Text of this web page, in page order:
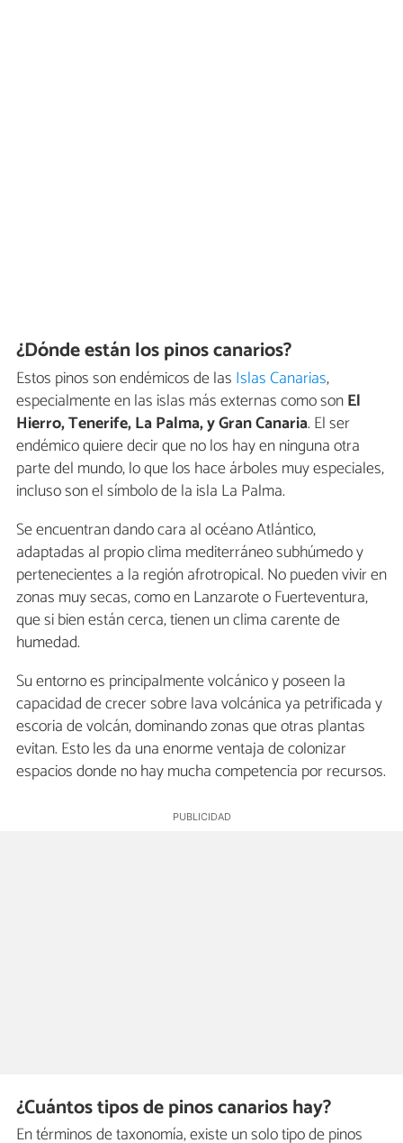
¿Dónde están los pinos canarios?
Estos pinos son endémicos de las Islas Canarias,
especialmente en las islas más externas como sonEl
Hierro, Tenerife, La Palma, y Gran Canaria. El ser
endémico quiere decir que no los hay en ninguna otra
parte del mundo, lo que los hace árboles muy especiales,
incluso son el símbolo de la isla La Palma.
Se encuentran dando cara al océano Atlántico,
adaptadas al propio clima mediterráneo subhúmedo y
pertenecientes a la región afrotropical. No pueden vivir en
zonas muy secas, como en Lanzarote o Fuerteventura,
que si bien están cerca, tienen un clima carente de
humedad.
Su entorno es principalmente volcánico y poseen la
capacidad de crecer sobre lava volcánica ya petrificada y
escoria de volcán, dominando zonas que otras plantas
evitan. Esto les da una enorme ventaja de colonizar
espacios donde no hay mucha competencia por recursos.
¿Cuántos tipos de pinos canarios hay?
En términos de taxonomía, existe un solo tipo de pinos